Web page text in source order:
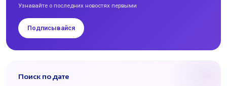
Узнавайте о последних новостях первыми
Подписывайся
Поиск по дате